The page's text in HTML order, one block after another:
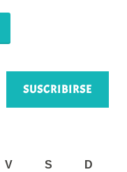
SUSCRIBIRSE
V S D